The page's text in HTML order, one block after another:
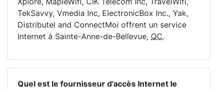
TekSavvy, Vmedia Inc, ElectronicBox Inc., Yak,
Distributel and ConnectMoi offrent un service
Internet à Sainte-Anne-de-Bellevue, QC.
Quel est le fournisseur d'accès Internet le